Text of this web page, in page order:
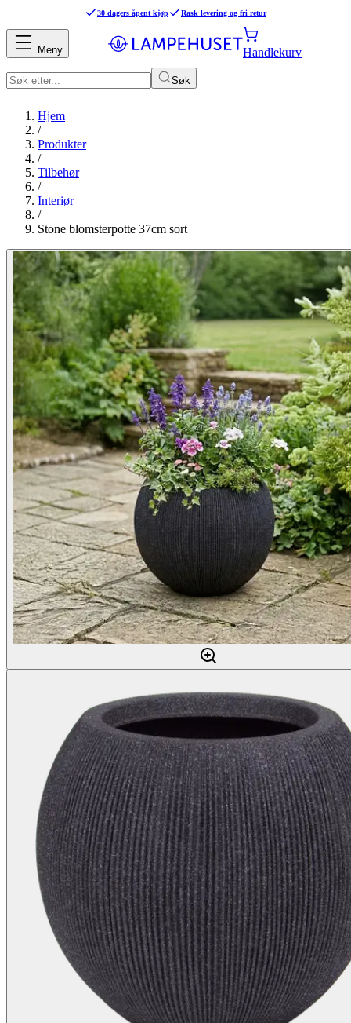
30 dagers åpent kjøp Rask levering og fri retur
Søk
Handlekurv
Meny
Hjem
/
Produkter
/
Tilbehør
/
Interiør
/
Stone blomsterpotte 37cm sort